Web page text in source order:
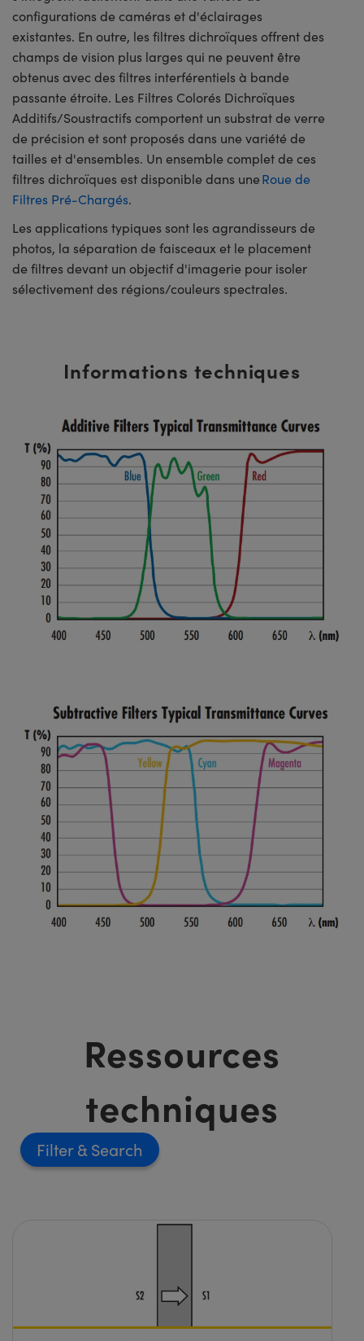
configurations de caméras et d'éclairages
existantes. En outre, les filtres dichroïques offrent des
champs de vision plus larges qui ne peuvent être
obtenus avec des filtres interférentiels à bande
passante étroite. Les Filtres Colorés Dichroïques
Additifs/Soustractifs comportent un substrat de verre
de précision et sont proposés dans une variété de
tailles et d'ensembles. Un ensemble complet de ces
filtres dichroïques est disponible dans uneRoue de
Filtres Pré-Chargés.
Les applications typiques sont les agrandisseurs de
photos, la séparation de faisceaux et le placement
de filtres devant un objectif d'imagerie pour isoler
sélectivement des régions/couleurs spectrales.
Informations techniques
Ressources
techniques
Filter